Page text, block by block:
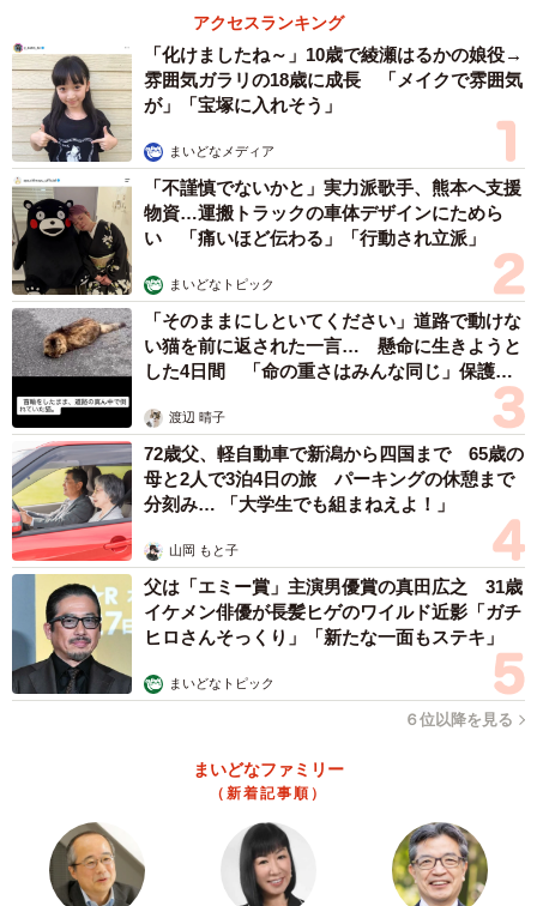
Kさん(40代・男性・会社員)
「いとこから事前に“いくら渡す”というのを聞いて、自分も
合計額が同じになるように渡しています。気遣いや読み合
いがなくてラクですね。我々はこれを『お年玉協定』と呼
んでいます」
Rさん(30代・女性・主婦)
「お年玉の金額を決めるの難しい！ってことで、1000円～
1万円の金額が入ったお年玉袋をいくつか用意して、親戚の
子供にどれがいいか選ばせてます。運試しみたいで、メチ
ャクチャ盛り上がりますよ！」
こうした「ローカルルール」を作ることで、悩みを減らす
工夫をしている家庭も少なくないようです。お年玉を渡す
方も貰う方も、新年の始まりを楽しく気持ちよく過ごした
いものですね。
◇ ◇
◆はいどろ漫画 日常の事件や、身近なスカッと話をお届
け！【はいどろ漫画】のInstagramで連載漫画を描いてま
Instagramはこちら→
https://www.instagram.com/haidoromanga
アクセスランキング
「化けましたね～」10歳で綾瀬はるかの娘役→
雰囲気ガラリの18歳に成長 「メイクで雰囲気
が」「宝塚に入れそう」
まいどなメディア
「不謹慎でないかと」実力派歌手、熊本へ支援
物資…運搬トラックの車体デザインにためら
い 「痛いほど伝わる」「行動され立派」
まいどなトピック
「そのままにしといてください」道路で動けな
い猫を前に返された一言… 懸命に生きようと
した4日間 「命の重さはみんな同じ」保護団
渡辺 晴子
72歳父、軽自動車で新潟から四国まで 65歳の
母と2人で3泊4日の旅 パーキングの休憩まで
分刻み… 「大学生でも組まねえよ！」
山岡 もと子
父は「エミー賞」主演男優賞の真田広之 31歳
イケメン俳優が長髪ヒゲのワイルド近影「ガチ
ヒロさんそっくり」「新たな一面もステキ」
まいどなトピック
６位以降を見る
まいどなファミリー
（新着記事順）